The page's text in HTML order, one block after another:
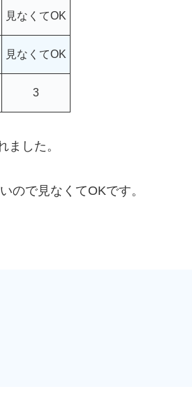
見なくてOK
見なくてOK
3
した。
ので見なくてOKです。